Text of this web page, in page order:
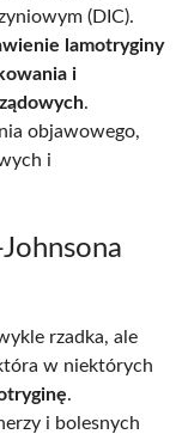
(DIC).
lamotryginy
i
.
objawowego,
i
rzadka, ale
w niektórych
.
i bolesnych